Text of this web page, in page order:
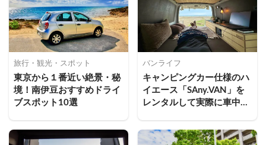
旅行・観光・スポット
東京から１番近い絶景・秘
境！南伊豆おすすめドライ
ブスポット10選
バンライフ
キャンピングカー仕様のハ
イエース「SAny.VAN」を
レンタルして実際に車中泊